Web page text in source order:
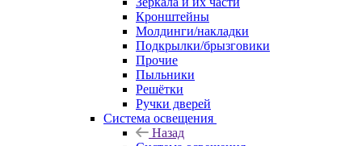
Кронштейны
Молдинги/накладки
Подкрылки/брызговики
Прочие
Пыльники
Решётки
Ручки дверей
Система освещения
Назад